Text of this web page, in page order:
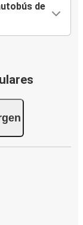
de